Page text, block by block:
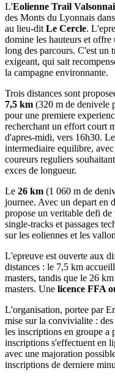
L'Eolienne Trail
des Monts du Lyonnais
au lieu-dit Le Cercle.
domine les hauteurs et
long des parcours. C'est un
exigeant, qui sait
la campagne environnante.
Trois distances sont
7,5 km (320 m de denivele
pour une premiere
recherchant un effort court
d'apres-midi, vers 16h30. Le
intermediaire equilibre,
coureurs reguliers
exces de longueur.
Le 26 km (1 060 m de
journee. Avec un depart en
propose un veritable defi
single-tracks et passages
sur les eoliennes et les
L'epreuve est ouverte aux
distances : le 7,5 km
masters, tandis que le 26
masters. Une licence FFA
L'organisation, portee par
mise sur la convivialite :
les inscriptions en groupe a
inscriptions s'effectuent en
avec une majoration
inscriptions de derniere